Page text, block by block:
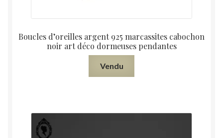
Boucles d’oreilles argent 925 marcassites cabochon
noir art déco dormeuses pendantes
Vendu